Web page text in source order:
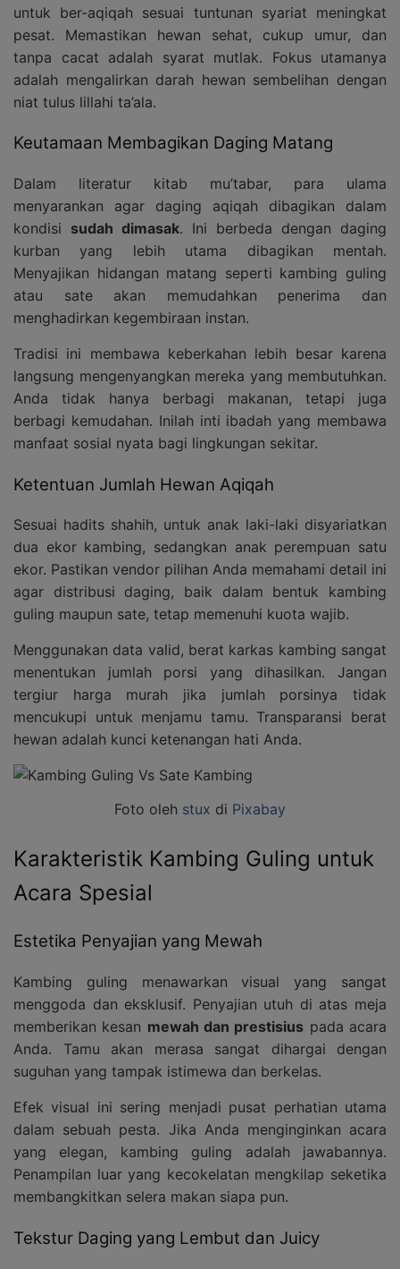
untuk ber-aqiqah sesuai tuntunan syariat meningkat
pesat. Memastikan hewan sehat, cukup umur, dan
tanpa cacat adalah syarat mutlak. Fokus utamanya
adalah mengalirkan darah hewan sembelihan dengan
niat tulus lillahi ta’ala.
Keutamaan Membagikan Daging Matang
Dalam literatur kitab mu’tabar, para ulama
menyarankan agar daging aqiqah dibagikan dalam
kondisi sudah dimasak. Ini berbeda dengan daging
kurban yang lebih utama dibagikan mentah.
Menyajikan hidangan matang seperti kambing guling
atau sate akan memudahkan penerima dan
menghadirkan kegembiraan instan.
Tradisi ini membawa keberkahan lebih besar karena
langsung mengenyangkan mereka yang membutuhkan.
Anda tidak hanya berbagi makanan, tetapi juga
berbagi kemudahan. Inilah inti ibadah yang membawa
manfaat sosial nyata bagi lingkungan sekitar.
Ketentuan Jumlah Hewan Aqiqah
Sesuai hadits shahih, untuk anak laki-laki disyariatkan
dua ekor kambing, sedangkan anak perempuan satu
ekor. Pastikan vendor pilihan Anda memahami detail ini
agar distribusi daging, baik dalam bentuk kambing
guling maupun sate, tetap memenuhi kuota wajib.
Menggunakan data valid, berat karkas kambing sangat
menentukan jumlah porsi yang dihasilkan. Jangan
tergiur harga murah jika jumlah porsinya tidak
mencukupi untuk menjamu tamu. Transparansi berat
hewan adalah kunci ketenangan hati Anda.
Foto oleh stux di Pixabay
Karakteristik Kambing Guling untuk
Acara Spesial
Estetika Penyajian yang Mewah
Kambing guling menawarkan visual yang sangat
menggoda dan eksklusif. Penyajian utuh di atas meja
memberikan kesan mewah dan prestisius pada acara
Anda. Tamu akan merasa sangat dihargai dengan
suguhan yang tampak istimewa dan berkelas.
Efek visual ini sering menjadi pusat perhatian utama
dalam sebuah pesta. Jika Anda menginginkan acara
yang elegan, kambing guling adalah jawabannya.
Penampilan luar yang kecokelatan mengkilap seketika
membangkitkan selera makan siapa pun.
Tekstur Daging yang Lembut dan Juicy